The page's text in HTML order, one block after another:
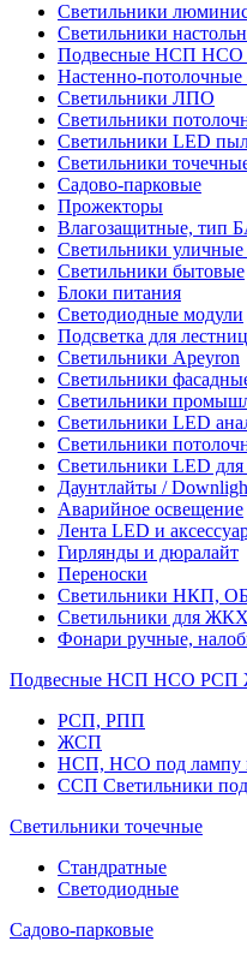
Светильники
Светильники
Подвесные НСП
Настенно-
Светильники ЛПО
Светильники
Светильники LED
Светильники
Садово-парковые
Прожекторы
Влагозащитные,
Светильники уличные
Светильники бытовые
Блоки питания
Светодиодные модули
Подсветка для
Светильники Apeyron
Светильники
Светильники
Светильники LED
Светильники
Светильники LED для
Даунтлайты /
Аварийное освещение
Лента LED и
Гирлянды и дюралайт
Переноски
Светильники НКП,
Светильники для ЖКХ
Фонари ручные,
Подвесные НСП НСО
РСП, РПП
ЖСП
НСП, НСО под лампу
ССП Светильники
Светильники точечные
Стандратные
Светодиодные
Садово-парковые